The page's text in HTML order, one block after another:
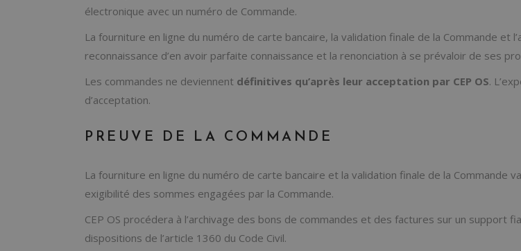
électronique avec un numéro de Commande.
La fourniture en ligne du numéro de carte bancaire, la validation finale de la Commande et
reconnaissance d’en avoir parfaite connaissance et la renonciation à se prévaloir de ses
Les commandes ne deviennent définitives qu’après leur acceptation par CEP OS.
d’acceptation.
PREUVE DE LA COMMANDE
La fourniture en ligne du numéro de carte bancaire et la validation finale de la Commande
exigibilité des sommes engagées par la Commande.
CEP OS procédera à l’archivage des bons de commandes et des factures sur un support
dispositions de l’article 1360 du Code Civil.